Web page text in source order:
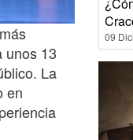
unos 13
La
en
09